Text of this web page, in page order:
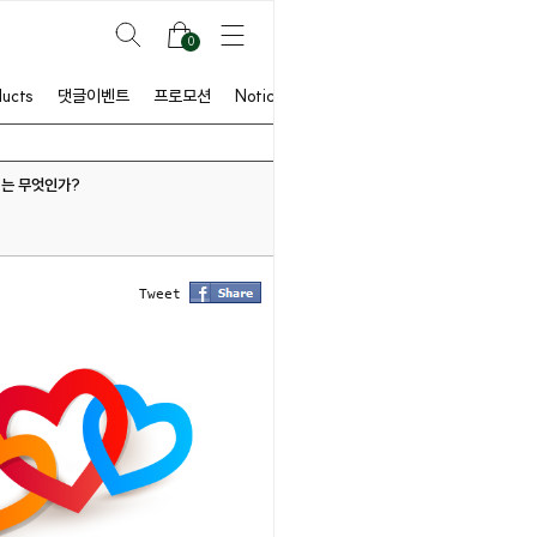
0
댓글이벤트 프로모션 Notice
무엇인가?
Tweet